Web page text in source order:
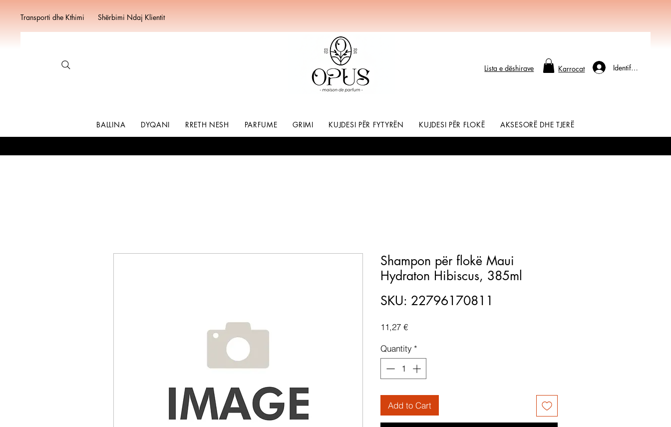
Transporti dhe Kthimi Shërbimi Ndaj Klientit
Lista e dëshirave Identifikohu
Karrocat
BALLINA DYQANI RRETH NESH PARFUME GRIMI KUJDESI PËR FYTYRËN KUJDESI PËR FLOKË AKSESORË DHE TJERË
Shampon për flokë Maui
Hydraton Hibiscus, 385ml
SKU: 22796170811
11,27 €Price
Quantity *
Add to Cart